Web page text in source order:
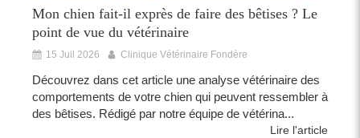
Mon chien fait-il exprès de faire des bêtises ? Le
point de vue du vétérinaire
15 Juil 2026 Clinique Vétérinaire Fondère
Découvrez dans cet article une analyse vétérinaire des
comportements de votre chien qui peuvent ressembler à
des bêtises. Rédigé par notre équipe de vétérina...
Lire l'article